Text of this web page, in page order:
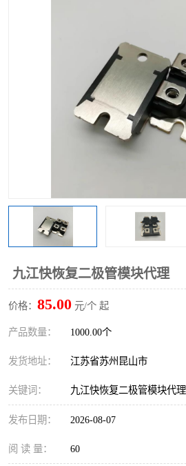
九江快恢复二极管模块代理
价格： 85.00 元/个 起
产品数量： 1000.00个
发货地址： 江苏省苏州昆山市
关键词： 九江快恢复二极管模块代理
发布日期： 2026-08-07
阅 读 量： 60